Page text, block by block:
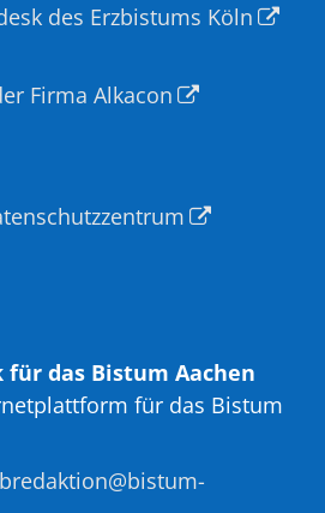
des Erzbistums Köln
Firma Alkacon
für das Bistum Aachen
für das Bistum